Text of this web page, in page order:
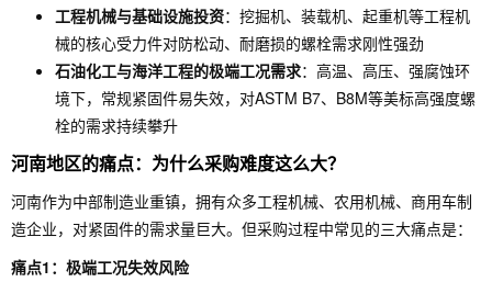
工程机械与基础设施投资：挖掘机、装载机、起重机等工程机
械的核心受力件对防松动、耐磨损的螺栓需求刚性强劲
石油化工与海洋工程的极端工况需求：高温、高压、强腐蚀环
境下，常规紧固件易失效，对ASTM B7、B8M等美标高强度螺
栓的需求持续攀升
河南地区的痛点：为什么采购难度这么大？
河南作为中部制造业重镇，拥有众多工程机械、农用机械、商用车制
造企业，对紧固件的需求量巨大。但采购过程中常见的三大痛点是：
痛点1：极端工况失效风险